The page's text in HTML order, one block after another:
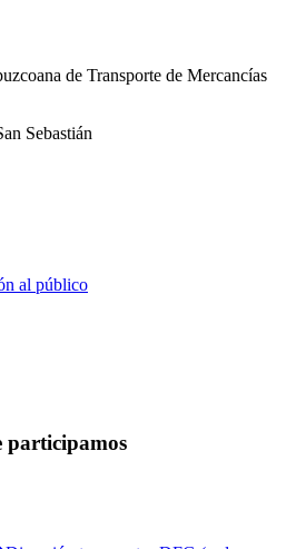
de Transporte de Mercancías
Sebastián
al público
participamos